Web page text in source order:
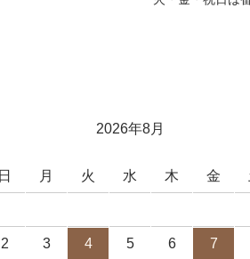
2026年8月
日 月 火 水 木 金
2 3 4 5 6 7